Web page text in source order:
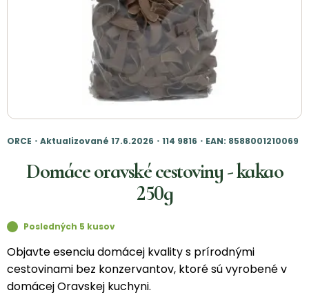
ORCE・Aktualizované 17.6.2026・114 9816・EAN: 8588001210069
Domáce oravské cestoviny - kakao
250g
Posledných 5 kusov
Objavte esenciu domácej kvality s prírodnými
cestovinami bez konzervantov, ktoré sú vyrobené v
domácej Oravskej kuchyni.